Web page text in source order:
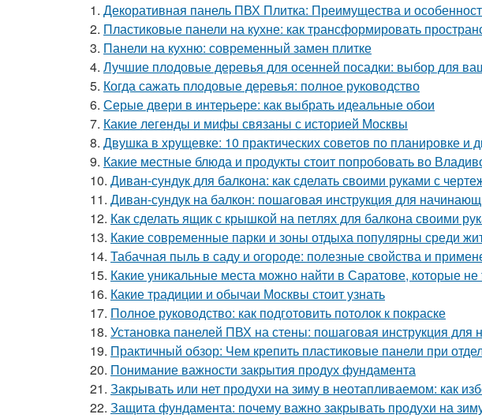
1. Декоративная панель ПВХ Плитка: Преимущества и
2. Пластиковые панели на кухне: как трансформировать
3. Панели на кухню: современный замен плитке
4. Лучшие плодовые деревья для осенней посадки: выбор для
5. Когда сажать плодовые деревья: полное руководство
6. Серые двери в интерьере: как выбрать идеальные обои
7. Какие легенды и мифы связаны с историей Москвы
8. Двушка в хрущевке: 10 практических советов по планировке и
9. Какие местные блюда и продукты стоит попробовать во
10. Диван-сундук для балкона: как сделать своими руками с
11. Диван-сундук на балкон: пошаговая инструкция для
12. Как сделать ящик с крышкой на петлях для балкона своими
13. Какие современные парки и зоны отдыха популярны среди
14. Табачная пыль в саду и огороде: полезные свойства и
15. Какие уникальные места можно найти в Саратове, которые не
16. Какие традиции и обычаи Москвы стоит узнать
17. Полное руководство: как подготовить потолок к покраске
18. Установка панелей ПВХ на стены: пошаговая инструкция для
19. Практичный обзор: Чем крепить пластиковые панели при
20. Понимание важности закрытия продух фундамента
21. Закрывать или нет продухи на зиму в неотапливаемом: как
22. Защита фундамента: почему важно закрывать продухи на